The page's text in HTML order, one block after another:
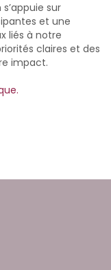
sur
et une
liés à notre
claires et des
impact.